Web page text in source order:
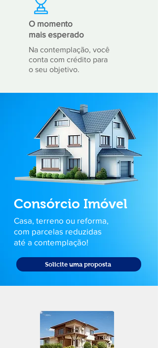
O momento
mais esperado
Na contemplação, você
conta com crédito para
o seu objetivo.
Consórcio Imóvel
Casa, terreno ou reforma,
com parcelas reduzidas
até a contemplação!
Solicite uma proposta